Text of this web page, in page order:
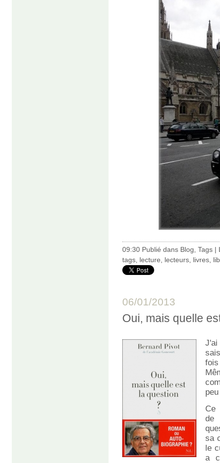
09:30 Publié dans Blog Tags |
tags lecture lecteurs livres
06/01/2013
Oui, mais quelle
Ce
de
sa
le
a